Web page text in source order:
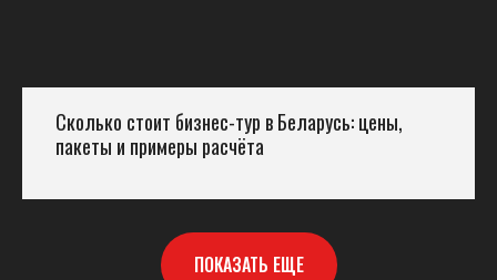
Сколько стоит бизнес-тур в Беларусь: цены,
пакеты и примеры расчёта
ПОКАЗАТЬ ЕЩЕ